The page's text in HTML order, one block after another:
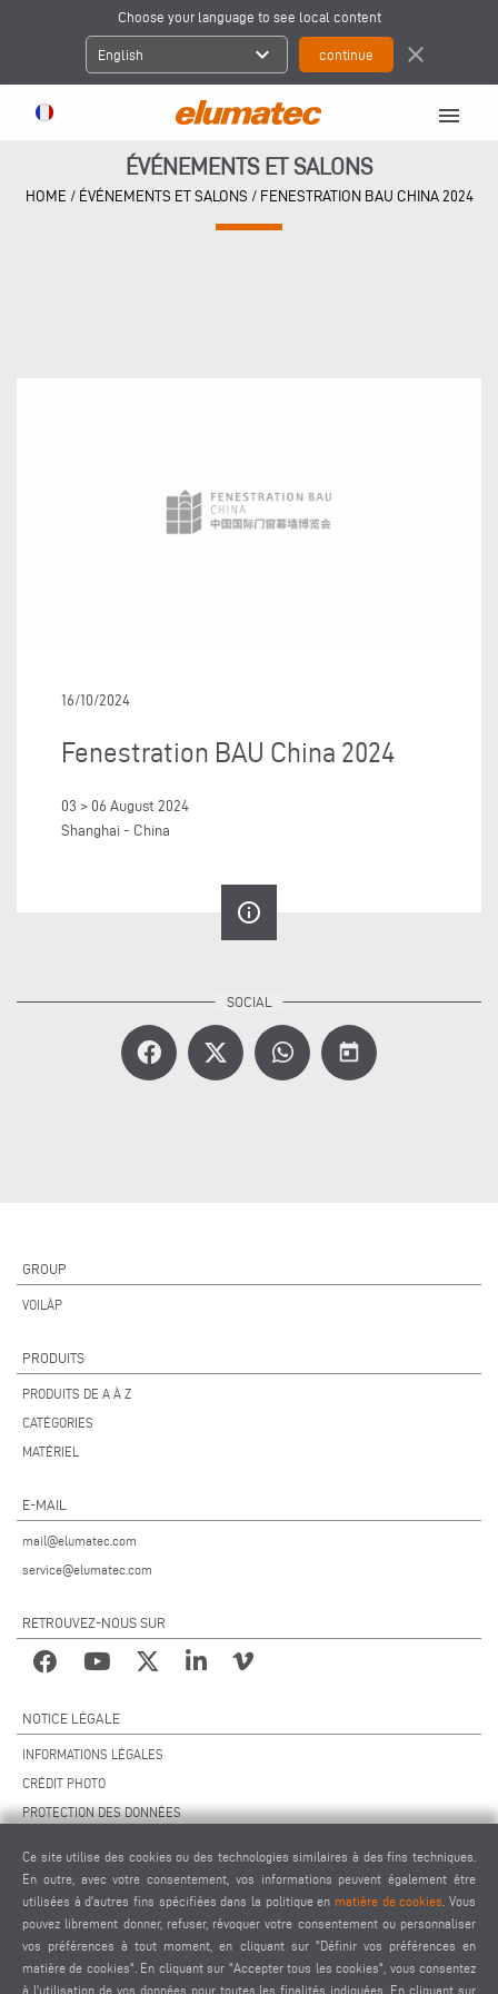
Choose your language to see local content
English expand_more close
menu
ÉVÉNEMENTS ET SALONS
HOME / ÉVÉNEMENTS ET SALONS / FENESTRATION BAU CHINA 2024
16/10/2024
Fenestration BAU China 2024
03 > 06 August 2024
Shanghai - China
info_outline
today
GROUP
VOILÀP
PRODUITS
PRODUITS DE A À Z
CATÉGORIES
MATÉRIEL
E-MAIL
mail@elumatec.com
service@elumatec.com
RETROUVEZ-NOUS SUR
NOTICE LÉGALE
INFORMATIONS LÉGALES
CRÉDIT PHOTO
PROTECTION DES DONNÉES
ACCORD DE TÉLÉMAINTENANCE
PARAMÈTRES DES COOKIES
CODE DE CONDUITE DES FOURNISSEURS
Ce site utilise des cookies ou des technologies similaires à des fins techniques.
En outre, avec votre consentement, vos informations peuvent également être
utilisées à d'autres fins spécifiées dans la politique en matière de cookies . Vous
pouvez librement donner, refuser, révoquer votre consentement ou personnaliser
vos préférences à tout moment, en cliquant sur "Définir vos préférences en
matière de cookies". En cliquant sur "Accepter tous les cookies", vous consentez
à l'utilisation de vos données pour toutes les finalités indiquées. En cliquant sur